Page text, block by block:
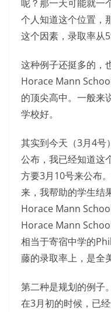
呢？那一天可能就一
个人知道这个位置，
这个因素，录取率从
这种例子还挺多的，
Horace Mann
的顶尖高中。一般来
学校好。
其实到今天（3月4号
公布，我已经知道这
方要3月10号来公布
来，我帮助的学生结
Horace Mann
Horace Mann
相当于寄宿中学的
藤的录取率上，是全
第二种是规划的例子
在3月初的时候，已